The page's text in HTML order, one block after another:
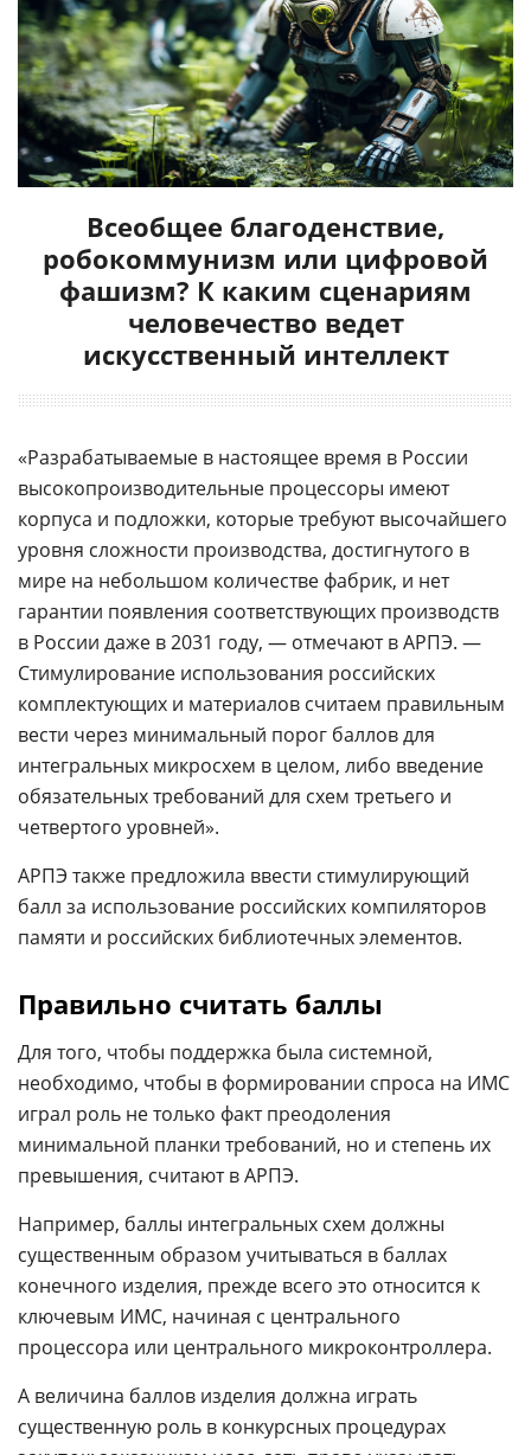
Всеобщее благоденствие,
робокоммунизм или цифровой
фашизм? К каким сценариям
человечество ведет
искусственный интеллект
«Разрабатываемые в настоящее время в России
высокопроизводительные процессоры имеют
корпуса и подложки, которые требуют высочайшего
уровня сложности производства, достигнутого в
мире на небольшом количестве фабрик, и нет
гарантии появления соответствующих производств
в России даже в 2031 году, — отмечают в АРПЭ. —
Стимулирование использования российских
комплектующих и материалов считаем правильным
вести через минимальный порог баллов для
интегральных микросхем в целом, либо введение
обязательных требований для схем третьего и
четвертого уровней».
АРПЭ также предложила ввести стимулирующий
балл за использование российских компиляторов
памяти и российских библиотечных элементов.
Правильно считать баллы
Для того, чтобы поддержка была системной,
необходимо, чтобы в формировании спроса на ИМС
играл роль не только факт преодоления
минимальной планки требований, но и степень их
превышения, считают в АРПЭ.
Например, баллы интегральных схем должны
существенным образом учитываться в баллах
конечного изделия, прежде всего это относится к
ключевым ИМС, начиная с центрального
процессора или центрального микроконтроллера.
А величина баллов изделия должна играть
существенную роль в конкурсных процедурах